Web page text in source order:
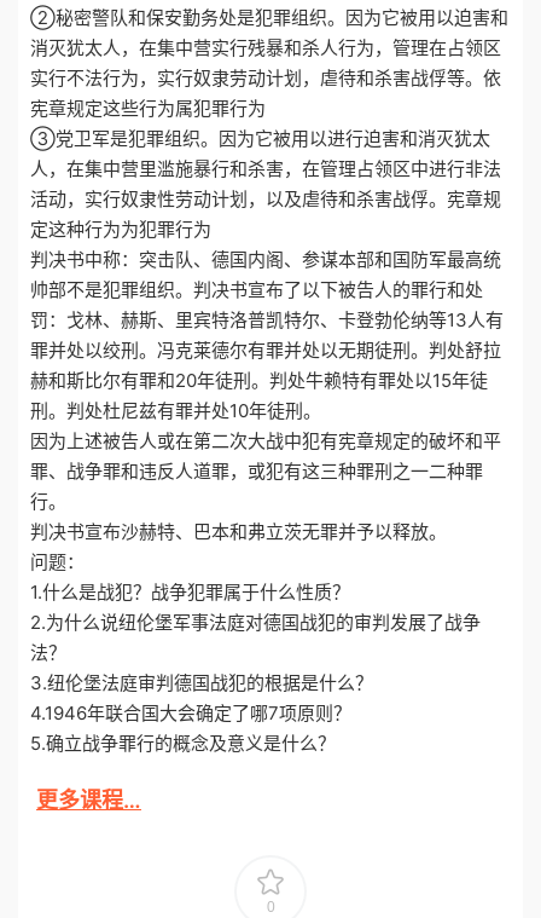
②秘密警队和保安勤务处是犯罪组织。因为它被用以迫害和
消灭犹太人，在集中营实行残暴和杀人行为，管理在占领区
实行不法行为，实行奴隶劳动计划，虐待和杀害战俘等。依
宪章规定这些行为属犯罪行为
③党卫军是犯罪组织。因为它被用以进行迫害和消灭犹太
人，在集中营里滥施暴行和杀害，在管理占领区中进行非法
活动，实行奴隶性劳动计划，以及虐待和杀害战俘。宪章规
定这种行为为犯罪行为
判决书中称：突击队、德国内阁、参谋本部和国防军最高统
帅部不是犯罪组织。判决书宣布了以下被告人的罪行和处
罚：戈林、赫斯、里宾特洛普凯特尔、卡登勃伦纳等13人有
罪并处以绞刑。冯克莱德尔有罪并处以无期徒刑。判处舒拉
赫和斯比尔有罪和20年徒刑。判处牛赖特有罪处以15年徒
刑。判处杜尼兹有罪并处10年徒刑。
因为上述被告人或在第二次大战中犯有宪章规定的破坏和平
罪、战争罪和违反人道罪，或犯有这三种罪刑之一二种罪
行。
判决书宣布沙赫特、巴本和弗立茨无罪并予以释放。
问题：
1.什么是战犯？战争犯罪属于什么性质？
2.为什么说纽伦堡军事法庭对德国战犯的审判发展了战争
法？
3.纽伦堡法庭审判德国战犯的根据是什么？
4.1946年联合国大会确定了哪7项原则？
5.确立战争罪行的概念及意义是什么？
更多课程…
0